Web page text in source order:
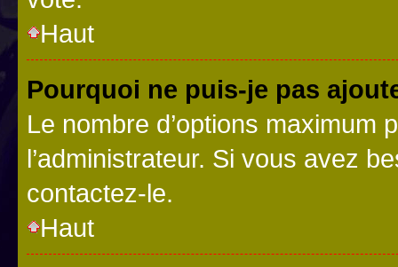
Haut
Pourquoi ne puis-je pas
Le nombre d’options maximum
l’administrateur. Si vous avez
contactez-le.
Haut